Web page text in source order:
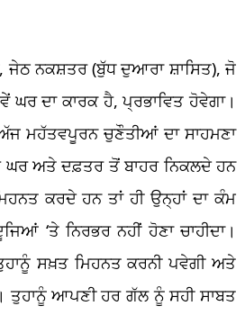
ਜੇਠ ਨਕਸ਼ਤਰ (ਬੁੱਧ ਦੁਆਰਾ ਸ਼ਾਸਿਤ), ਜੋ
ਘਰ ਦਾ ਕਾਰਕ ਹੈ, ਪ੍ਰਭਾਵਿਤ ਹੋਵੇਗਾ।
ਮਹੱਤਵਪੂਰਨ ਚੁਣੌਤੀਆਂ ਦਾ ਸਾਹਮਣਾ
ਘਰ ਅਤੇ ਦਫ਼ਤਰ ਤੋਂ ਬਾਹਰ ਨਿਕਲਦੇ ਹਨ
ਕਰਦੇ ਹਨ ਤਾਂ ਹੀ ਉਨ੍ਹਾਂ ਦਾ ਕੰਮ
‘ਤੇ ਨਿਰਭਰ ਨਹੀਂ ਹੋਣਾ ਚਾਹੀਦਾ।
ਸਖ਼ਤ ਮਿਹਨਤ ਕਰਨੀ ਪਵੇਗੀ ਅਤੇ
ਤੁਹਾਨੂੰ ਆਪਣੀ ਹਰ ਗੱਲ ਨੂੰ ਸਹੀ ਸਾਬਤ